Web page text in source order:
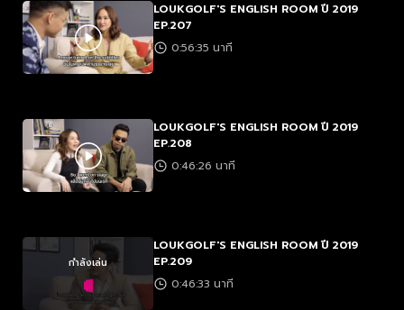
LOUKGOLF'S ENGLISH ROOM ปี 2019
EP.207
0:56:35 นาที
LOUKGOLF'S ENGLISH ROOM ปี 2019
EP.208
0:46:26 นาที
กำลังเล่น
LOUKGOLF'S ENGLISH ROOM ปี 2019
EP.209
0:46:33 นาที